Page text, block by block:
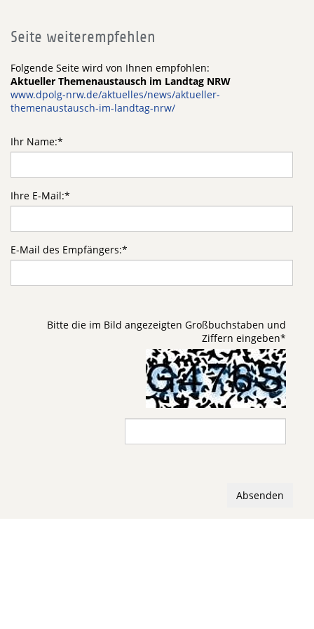
Seite weiterempfehlen
Folgende Seite wird von Ihnen empfohlen:
Aktueller Themenaustausch im Landtag NRW
www.dpolg-nrw.de/aktuelles/news/aktueller-
themenaustausch-im-landtag-nrw/
Ihr Name:*
Ihre E-Mail:*
E-Mail des Empfängers:*
Bitte die im Bild angezeigten Großbuchstaben und
Ziffern eingeben*
Absenden